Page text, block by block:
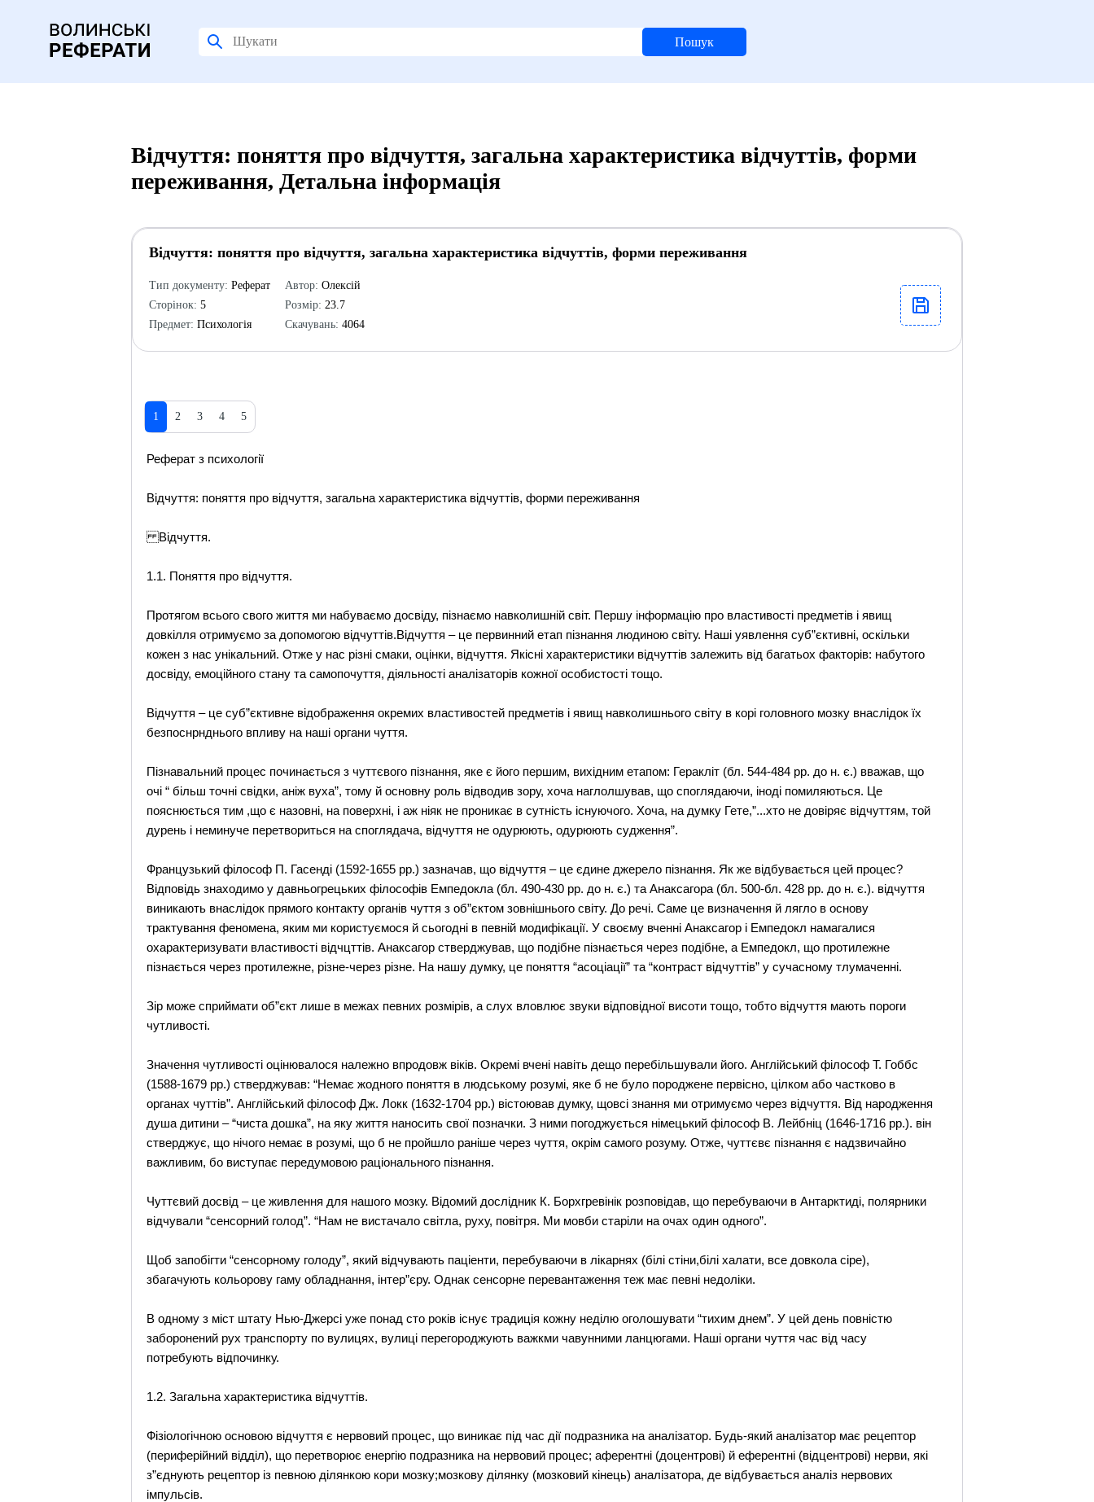
Пошук
Відчуття: поняття про відчуття, загальна характеристика відчуттів, форми
переживання, Детальна інформація
Відчуття: поняття про відчуття, загальна характеристика відчуттів, форми переживання
Тип документу: Реферат
Сторінок: 5
Предмет: Психологія
Автор: Олексій
Розмір: 23.7
Скачувань: 4064
1 2 3 4 5
Реферат з психології
Відчуття: поняття про відчуття, загальна характеристика відчуттів, форми переживання
Відчуття.
1.1. Поняття про відчуття.
Протягом всього свого життя ми набуваємо досвіду, пізнаємо навколишній світ. Першу інформацію про властивості предметів і явищ
довкілля отримуємо за допомогою відчуттів.Відчуття – це первинний етап пізнання людиною світу. Наші уявлення суб”єктивні, оскільки
кожен з нас унікальний. Отже у нас різні смаки, оцінки, відчуття. Якісні характеристики відчуттів залежить від багатьох факторів: набутого
досвіду, емоційного стану та самопочуття, діяльності аналізаторів кожної особистості тощо.
Відчуття – це суб”єктивне відображення окремих властивостей предметів і явищ навколишнього світу в корі головного мозку внаслідок їх
безпоснрнднього впливу на наші органи чуття.
Пізнавальний процес починається з чуттєвого пізнання, яке є його першим, вихідним етапом: Геракліт (бл. 544-484 рр. до н. є.) вважав, що
очі “ більш точні свідки, аніж вуха”, тому й основну роль відводив зору, хоча наглолшував, що споглядаючи, іноді помиляються. Це
пояснюється тим ,що є назовні, на поверхні, і аж ніяк не проникає в сутність існуючого. Хоча, на думку Гете,”...хто не довіряє відчуттям, той
дурень і неминуче перетвориться на споглядача, відчуття не одурюють, одурюють судження”.
Французький філософ П. Гасенді (1592-1655 рр.) зазначав, що відчуття – це єдине джерело пізнання. Як же відбувається цей процес?
Відповідь знаходимо у давньогрецьких філософів Емпедокла (бл. 490-430 рр. до н. є.) та Анаксагора (бл. 500-бл. 428 рр. до н. є.). відчуття
виникають внаслідок прямого контакту органів чуття з об”єктом зовнішнього світу. До речі. Саме це визначення й лягло в основу
трактування феномена, яким ми користуємося й сьогодні в певній модифікації. У своєму вченні Анаксагор і Емпедокл намагалися
охарактеризувати властивості відчцттів. Анаксагор стверджував, що подібне пізнається через подібне, а Емпедокл, що протилежне
пізнається через протилежне, різне-через різне. На нашу думку, це поняття “асоціації” та “контраст відчуттів” у сучасному тлумаченні.
Зір може сприймати об”єкт лише в межах певних розмірів, а слух вловлює звуки відповідної висоти тощо, тобто відчуття мають пороги
чутливості.
Значення чутливості оцінювалося належно впродовж віків. Окремі вчені навіть дещо перебільшували його. Англійський філософ Т. Гоббс
(1588-1679 рр.) стверджував: “Немає жодного поняття в людському розумі, яке б не було породжене первісно, цілком або частково в
органах чуттів”. Англійський філософ Дж. Локк (1632-1704 рр.) вістоював думку, щовсі знання ми отримуємо через відчуття. Від народження
душа дитини – “чиста дошка”, на яку життя наносить свої позначки. З ними погоджується німецький філософ В. Лейбніц (1646-1716 рр.). він
стверджує, що нічого немає в розумі, що б не пройшло раніше через чуття, окрім самого розуму. Отже, чуттєвє пізнання є надзвичайно
важливим, бо виступає передумовою раціонального пізнання.
Чуттєвий досвід – це живлення для нашого мозку. Відомий дослідник К. Борхгревінік розповідав, що перебуваючи в Антарктиді, полярники
відчували “сенсорний голод”. “Нам не вистачало світла, руху, повітря. Ми мовби старіли на очах один одного”.
Щоб запобігти “сенсорному голоду”, який відчувають паціенти, перебуваючи в лікарнях (білі стіни,білі халати, все довкола сіре),
збагачують кольорову гаму обладнання, інтер”єру. Однак сенсорне перевантаження теж має певні недоліки.
В одному з міст штату Нью-Джерсі уже понад сто років існує традиція кожну неділю оголошувати “тихим днем”. У цей день повністю
заборонений рух транспорту по вулицях, вулиці перегороджують важкми чавунними ланцюгами. Наші органи чуття час від часу
потребують відпочинку.
1.2. Загальна характеристика відчуттів.
Фізіологічною основою відчуття є нервовий процес, що виникає під час дії подразника на аналізатор. Будь-який аналізатор має рецептор
(периферійний відділ), що перетворює енергію подразника на нервовий процес; аферентні (доцентрові) й еферентні (відцентрові) нерви, які
з”єднують рецептор із певною ділянкою кори мозку;мозкову ділянку (мозковий кінець) аналізатора, де відбувається аналіз нервових
імпульсів.